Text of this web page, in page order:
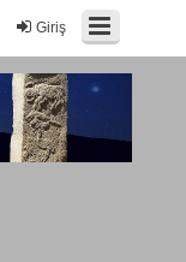
Giriş